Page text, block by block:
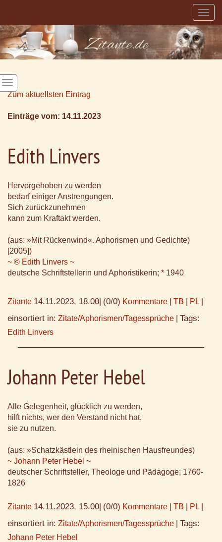
Zum aktuellsten Eintrag
Einträge vom: 14.11.2023
Edith Linvers
Hervorgehoben zu werden
bedarf einiger Anstrengungen.
Sich zurückzunehmen
kann zum Kraftakt werden.
(aus: »Mit Rückenwind«. Aphorismen und Gedichte)
[2005])
~ © Edith Linvers ~
deutsche Schriftstellerin und Aphoristikerin; * 1940
Zitante 14.11.2023, 18.00 (0/0) Kommentare TB PL
einsortiert in: Zitate/Aphorismen/Tagessprüche Tags:
Edith Linvers
Johann Peter Hebel
Alle Gelegenheit, glücklich zu werden,
hilft nichts, wer den Verstand nicht hat,
sie zu nutzen.
(aus: »Schatzkästlein des rheinischen Hausfreundes)
~ Johann Peter Hebel ~
deutscher Schriftsteller, Theologe und Pädagoge; 1760-
1826
Zitante 14.11.2023, 15.00 (0/0) Kommentare TB PL
einsortiert in: Zitate/Aphorismen/Tagessprüche Tags:
Johann Peter Hebel